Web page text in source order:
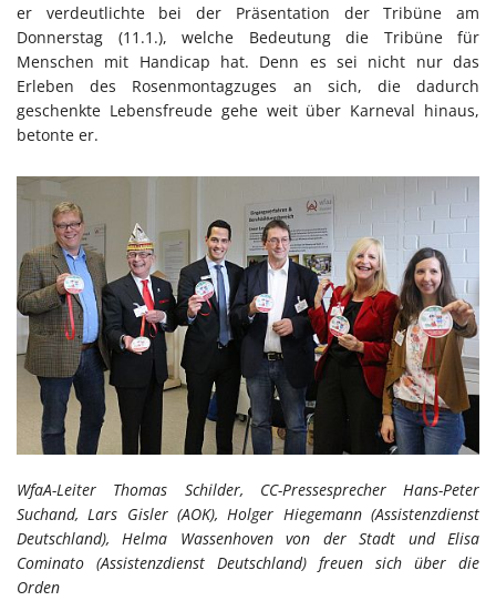
er verdeutlichte bei der Präsentation der Tribüne am
Donnerstag (11.1.), welche Bedeutung die Tribüne für
Menschen mit Handicap hat. Denn es sei nicht nur das
Erleben des Rosenmontagzuges an sich, die dadurch
geschenkte Lebensfreude gehe weit über Karneval hinaus,
betonte er.
WfaA-Leiter Thomas Schilder, CC-Pressesprecher Hans-Peter
Suchand, Lars Gisler (AOK), Holger Hiegemann (Assistenzdienst
Deutschland), Helma Wassenhoven von der Stadt und Elisa
Cominato (Assistenzdienst Deutschland) freuen sich über die
Orden